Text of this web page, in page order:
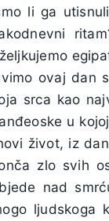
li ga
ovaj dan
srca kao
u
život, iz
zlo svih
nad
ljudskoga